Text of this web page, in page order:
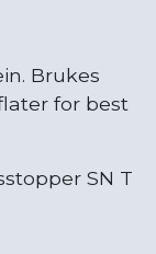
Brukes
for best
SN T